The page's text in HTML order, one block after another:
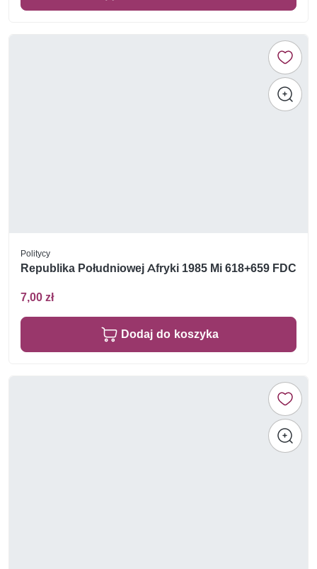
Politycy
Republika Południowej Afryki 1985 Mi 618+659 FDC
7,00 zł
Dodaj do koszyka